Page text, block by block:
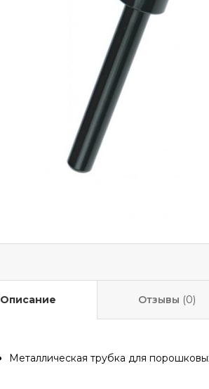
Описание Отзывы (0)
Металлическая трубка для